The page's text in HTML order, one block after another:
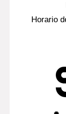
Horario